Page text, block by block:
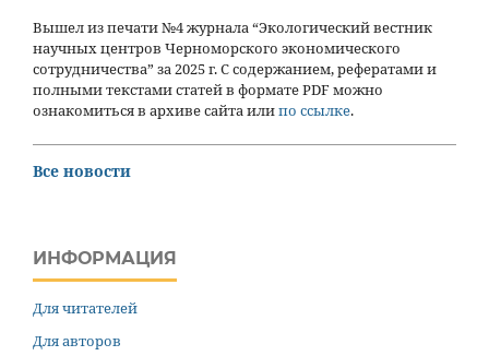
Вышел из печати №4 журнала “Экологический вестник
научных центров Черноморского экономического
сотрудничества” за 2025 г. С содержанием, рефератами и
полными текстами статей в формате PDF можно
ознакомиться в архиве сайта илипо ссылке.
Все новости
ИНФОРМАЦИЯ
Для читателей
Для авторов